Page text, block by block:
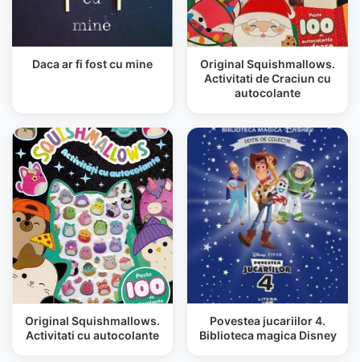
Daca ar fi fost cu mine
Original Squishmallows.
Activitati de Craciun cu
autocolante
Original Squishmallows.
Activitati cu autocolante
Povestea jucariilor 4.
Biblioteca magica Disney